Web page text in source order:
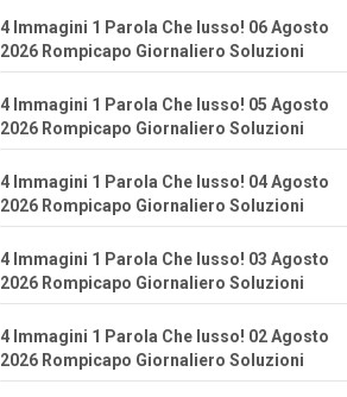
4 Immagini 1 Parola Che lusso! 06 Agosto
2026 Rompicapo Giornaliero Soluzioni
4 Immagini 1 Parola Che lusso! 05 Agosto
2026 Rompicapo Giornaliero Soluzioni
4 Immagini 1 Parola Che lusso! 04 Agosto
2026 Rompicapo Giornaliero Soluzioni
4 Immagini 1 Parola Che lusso! 03 Agosto
2026 Rompicapo Giornaliero Soluzioni
4 Immagini 1 Parola Che lusso! 02 Agosto
2026 Rompicapo Giornaliero Soluzioni